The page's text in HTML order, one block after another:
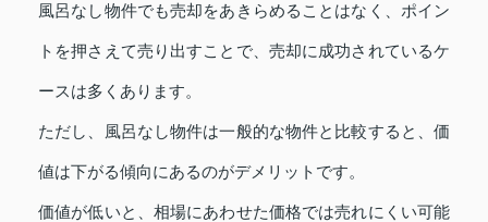
風呂なし物件でも売却をあきらめることはなく、ポイン
トを押さえて売り出すことで、売却に成功されているケ
ースは多くあります。
ただし、風呂なし物件は一般的な物件と比較すると、価
値は下がる傾向にあるのがデメリットです。
価値が低いと、相場にあわせた価格では売れにくい可能